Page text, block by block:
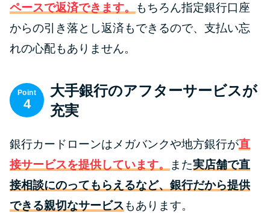
質屋でお金を借りるには？年利
やシステムをカードローンと比
未成年でもお金を借りられる？
学生がお金を借りる方法は？親
へのバレにくさや将来への影響
を解説
ペースで返済できます。
もちろん指定銀行口座
からの引き落とし返済もできるので、支払い忘
れの心配もありません。
Point
4
大手銀行のアフターサービスが
充実
銀行カードローンはメガバンクや地方銀行が直
接サービスを提供しています。
また実店舗で直
接相談にのってもらえるなど、銀行だから提供
できる親切なサービスもあります。